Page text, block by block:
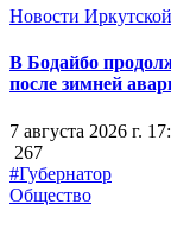
Новости
В Бодайбо
после зимней
7 августа 2026 г.
267
#Губернатор
Общество